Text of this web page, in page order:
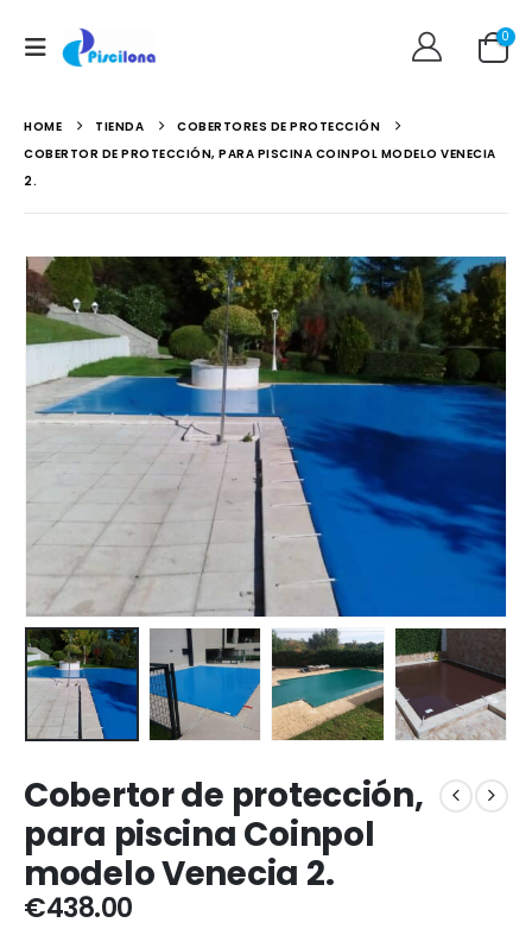
0
HOME TIENDA
COBERTORES DE PROTECCIÓN
COBERTOR DE PROTECCIÓN, PARA PISCINA COINPOL MODELO VENECIA
2.
Cobertor de protección,
para piscina Coinpol
modelo Venecia 2.
€438.00